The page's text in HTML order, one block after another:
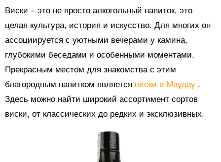
Виски – это не просто алкогольный напиток, это
целая культура, история и искусство. Для многих он
ассоциируется с уютными вечерами у камина,
глубокими беседами и особенными моментами.
Прекрасным местом для знакомства с этим
благородным напитком является виски в Маудау .
Здесь можно найти широкий ассортимент сортов
виски, от классических до редких и эксклюзивных.